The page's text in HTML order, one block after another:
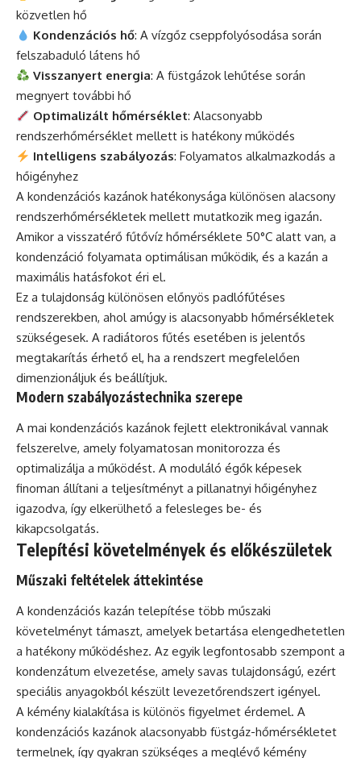
közvetlen hő
Kondenzációs hő: A vízgőz cseppfolyósodása során
felszabaduló látens hő
Visszanyert energia: A füstgázok lehűtése során
megnyert további hő
Optimalizált hőmérséklet: Alacsonyabb
rendszerhőmérséklet mellett is hatékony működés
Intelligens szabályozás: Folyamatos alkalmazkodás a
hőigényhez
A kondenzációs kazánok hatékonysága különösen alacsony
rendszerhőmérsékletek mellett mutatkozik meg igazán.
Amikor a visszatérő fűtővíz hőmérséklete 50°C alatt van, a
kondenzáció folyamata optimálisan működik, és a kazán a
maximális hatásfokot éri el.
Ez a tulajdonság különösen előnyös padlófűtéses
rendszerekben, ahol amúgy is alacsonyabb hőmérsékletek
szükségesek. A radiátoros fűtés esetében is jelentős
megtakarítás érhető el, ha a rendszert megfelelően
dimenzionáljuk és beállítjuk.
Modern szabályozástechnika szerepe
A mai kondenzációs kazánok fejlett elektronikával vannak
felszerelve, amely folyamatosan monitorozza és
optimalizálja a működést. A moduláló égők képesek
finoman állítani a teljesítményt a pillanatnyi hőigényhez
igazodva, így elkerülhető a felesleges be- és
kikapcsolgatás.
Telepítési követelmények és előkészületek
Műszaki feltételek áttekintése
A kondenzációs kazán telepítése több műszaki
követelményt támaszt, amelyek betartása elengedhetetlen
a hatékony működéshez. Az egyik legfontosabb szempont a
kondenzátum elvezetése, amely savas tulajdonságú, ezért
speciális anyagokból készült levezetőrendszert igényel.
A kémény kialakítása is különös figyelmet érdemel. A
kondenzációs kazánok alacsonyabb füstgáz-hőmérsékletet
termelnek, így gyakran szükséges a meglévő kémény